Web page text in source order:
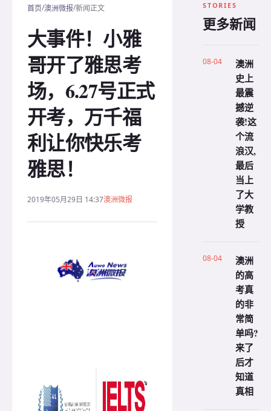
首页/澳洲微报/新闻正文
大事件！小雅
哥开了雅思考
场，6.27号正式
开考，万千福
利让你快乐考
雅思！
2019年05月29日 14:37澳洲微报
STORIES
更多新闻
08-04
澳洲
史上
最震
撼逆
袭!这
个流
浪汉,
最后
当上
了大
学教
授
08-04
澳洲
的高
考真
的非
常简
单吗?
来了
后才
知道
真相